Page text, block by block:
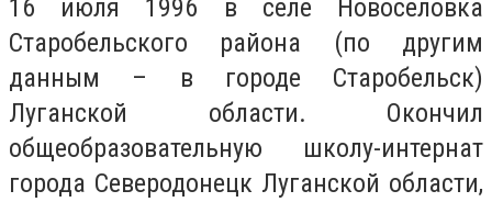
16 июля 1996 в селе Новоселовка
Старобельского района (по другим
данным – в городе Старобельск)
Луганской области. Окончил
общеобразовательную школу-интернат
города Северодонецк Луганской области,